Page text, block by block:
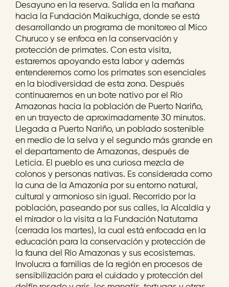
Desayuno en la reserva. Salida en la mañana
hacia la Fundación Maikuchiga, donde se está
desarrollando un programa de monitoreo al Mico
Churuco y se enfoca en la conservación y
protección de primates. Con esta visita,
estaremos apoyando esta labor y además
entenderemos como los primates son esenciales
en la biodiversidad de esta zona. Después
continuaremos en un bote nativo por el Río
Amazonas hacia la población de Puerto Nariño,
en un trayecto de aproximadamente 30 minutos.
Llegada a Puerto Nariño, un poblado sostenible
en medio de la selva y el segundo más grande en
el departamento de Amazonas, después de
Leticia. El pueblo es una curiosa mezcla de
colonos y personas nativas. Es considerada como
la cuna de la Amazonia por su entorno natural,
cultural y armonioso sin igual. Recorrido por la
población, paseando por sus calles, la Alcaldía y
el mirador o la visita a la Fundación Natutama
(cerrada los martes), la cual está enfocada en la
educación para la conservación y protección de
la fauna del Río Amazonas y sus ecosistemas.
Involucra a familias de la región en procesos de
sensibilización para el cuidado y protección del